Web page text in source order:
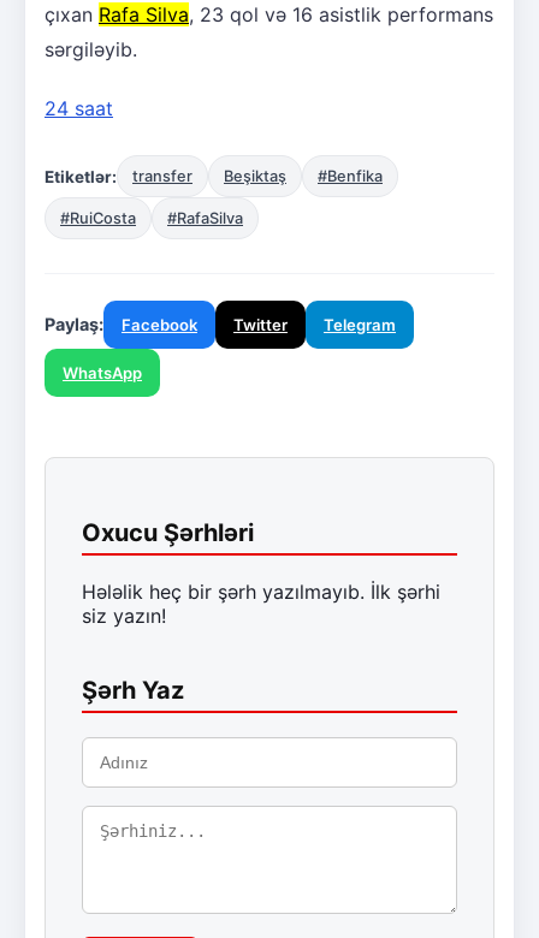
çıxan Rafa Silva, 23 qol və 16 asistlik performans
sərgiləyib.
24 saat
Etiketlər: transfer Beşiktaş #Benfika
#RuiCosta #RafaSilva
Paylaş: Facebook Twitter Telegram
WhatsApp
Oxucu Şərhləri
Hələlik heç bir şərh yazılmayıb. İlk şərhi
siz yazın!
Şərh Yaz